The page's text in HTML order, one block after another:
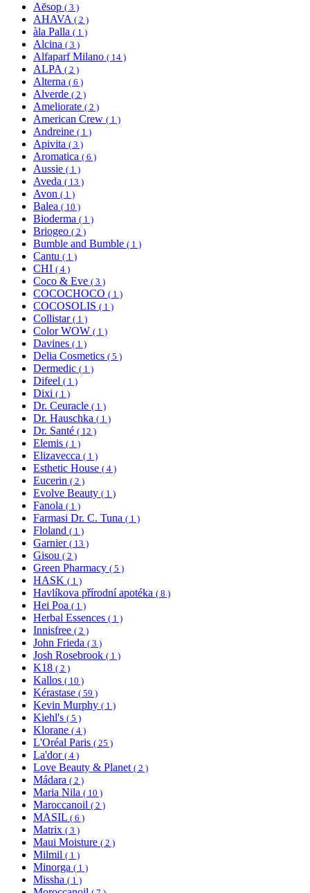
Aēsop ( 3 )
AHAVA ( 2 )
àla Palla ( 1 )
Alcina ( 3 )
Alfaparf Milano ( 14 )
ALPA ( 2 )
Alterna ( 6 )
Alverde ( 2 )
Ameliorate ( 2 )
American Crew ( 1 )
Andreine ( 1 )
Apivita ( 3 )
Aromatica ( 6 )
Aussie ( 1 )
Aveda ( 13 )
Avon ( 1 )
Balea ( 10 )
Bioderma ( 1 )
Briogeo ( 2 )
Bumble and Bumble ( 1 )
Cantu ( 1 )
CHI ( 4 )
Coco & Eve ( 3 )
COCOCHOCO ( 1 )
COCOSOLIS ( 1 )
Collistar ( 1 )
Color WOW ( 1 )
Davines ( 1 )
Delia Cosmetics ( 5 )
Dermedic ( 1 )
Difeel ( 1 )
Dixi ( 1 )
Dr. Ceuracle ( 1 )
Dr. Hauschka ( 1 )
Dr. Santé ( 12 )
Elemis ( 1 )
Elizavecca ( 1 )
Esthetic House ( 4 )
Eucerin ( 2 )
Evolve Beauty ( 1 )
Fanola ( 1 )
Farmasi Dr. C. Tuna ( 1 )
Floland ( 1 )
Garnier ( 13 )
Gisou ( 2 )
Green Pharmacy ( 5 )
HASK ( 1 )
Havlíkova přírodní apotéka ( 8 )
Hei Poa ( 1 )
Herbal Essences ( 1 )
Innisfree ( 2 )
John Frieda ( 3 )
Josh Rosebrook ( 1 )
K18 ( 2 )
Kallos ( 10 )
Kérastase ( 59 )
Kevin Murphy ( 1 )
Kiehl's ( 5 )
Klorane ( 4 )
L'Oréal Paris ( 25 )
La'dor ( 4 )
Love Beauty & Planet ( 2 )
Mádara ( 2 )
Maria Nila ( 10 )
Maroccanoil ( 2 )
MASIL ( 6 )
Matrix ( 3 )
Maui Moisture ( 2 )
Milmil ( 1 )
Minorga ( 1 )
Missha ( 1 )